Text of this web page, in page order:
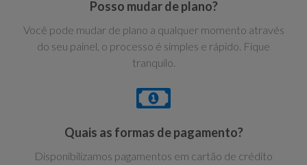
Posso mudar de plano?
Você pode mudar de plano a qualquer momento através
do seu painel, o processo é simples e rápido. Fique
tranquilo.
Quais as formas de pagamento?
Disponibilizamos pagamentos em cartão de crédito